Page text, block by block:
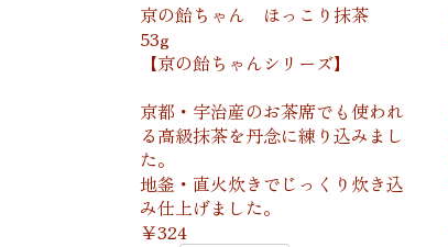
京の飴ちゃん ほっこり抹茶
53g
【京の飴ちゃんシリーズ】
京都・宇治産のお茶席でも使われ
る高級抹茶を丹念に練り込みまし
た。
地釜・直火炊きでじっくり炊き込
み仕上げました。
￥324